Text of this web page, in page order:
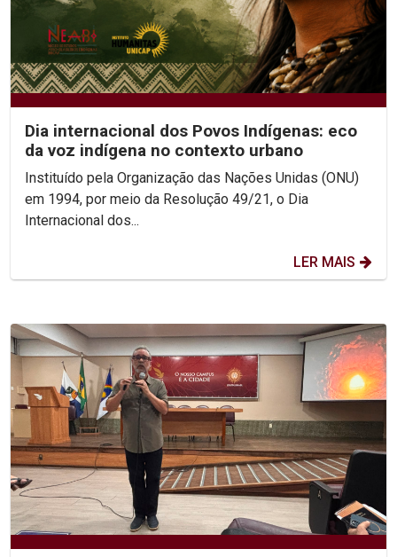
Dia internacional dos Povos Indígenas: eco
da voz indígena no contexto urbano
Instituído pela Organização das Nações Unidas (ONU)
em 1994, por meio da Resolução 49/21, o Dia
Internacional dos...
LER MAIS